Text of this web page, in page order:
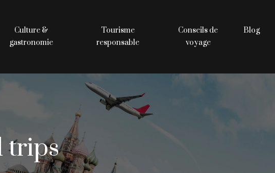
Culture &
gastronomie
Tourisme
responsable
Conseils de
voyage
Blog
trips